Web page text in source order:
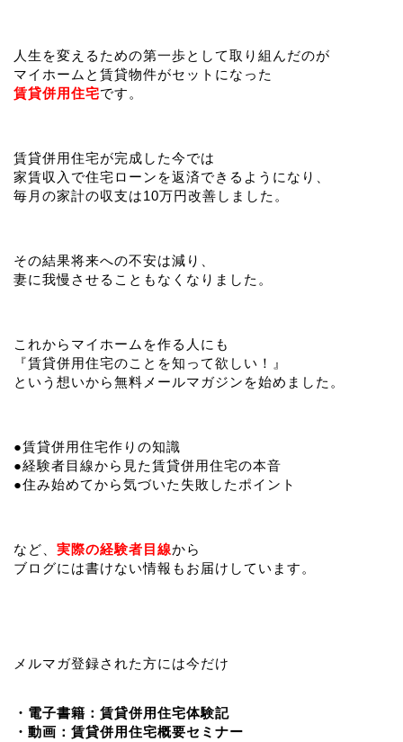
人生を変えるための第一歩として取り組んだのが
マイホームと賃貸物件がセットになった
賃貸併用住宅です。
賃貸併用住宅が完成した今では
家賃収入で住宅ローンを返済できるようになり、
毎月の家計の収支は10万円改善しました。
その結果将来への不安は減り、
妻に我慢させることもなくなりました。
これからマイホームを作る人にも
『賃貸併用住宅のことを知って欲しい！』
という想いから無料メールマガジンを始めました。
●賃貸併用住宅作りの知識
●経験者目線から見た賃貸併用住宅の本音
●住み始めてから気づいた失敗したポイント
など、 実際の経験者目線から
ブログには書けない情報もお届けしています。
メルマガ登録された方には今だけ
・電子書籍：賃貸併用住宅体験記
・動画：賃貸併用住宅概要セミナー